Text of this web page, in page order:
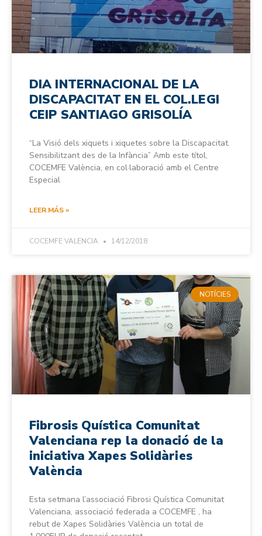
DIA INTERNACIONAL DE LA
DISCAPACITAT EN EL COL.LEGI
CEIP SANTIAGO GRISOLÍA
“La Visió dels xiquets i xiquetes sobre la Discapacitat.
Sensibilitzant des de la Infància” Amb este títol,
COCEMFE València, en col·laboració amb el Centre
Especial
LEER MÁS »
COCEMFE VALENCIA 14/12/2018
NOTÍCIES
Fibrosis Quística Comunitat
Valenciana rep la donació de la
iniciativa Xapes Solidàries
València
Esta setmana l’associació Fibrosi Quística Comunitat
Valenciana, associació federada a COCEMFE , ha
rebut de Xapes Solidàries València un total de